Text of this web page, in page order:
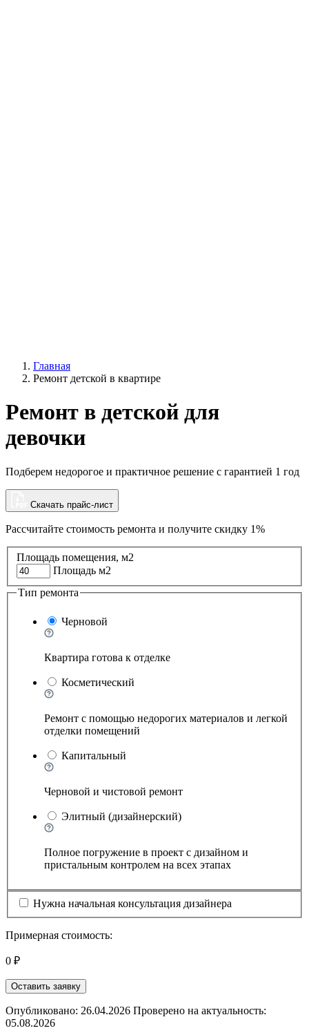
Главная
Ремонт детской в квартире
Ремонт в детской для
девочки
Подберем недорогое и практичное решение с гарантией 1 год
Скачать прайс-лист
Рассчитайте стоимость ремонта и получите скидку 1%
Площадь помещения, м2
Площадь м2
Тип ремонта
Черновой
Квартира готова к отделке
Косметический
Ремонт с помощью недорогих материалов и легкой
отделки помещений
Капитальный
Черновой и чистовой ремонт
Элитный (дизайнерский)
Полное погружение в проект с дизайном и
пристальным контролем на всех этапах
Нужна начальная консультация дизайнера
Примерная стоимость:
0 ₽
Оставить заявку
Опубликовано: 26.04.2026 Проверено на актуальность:
05.08.2026